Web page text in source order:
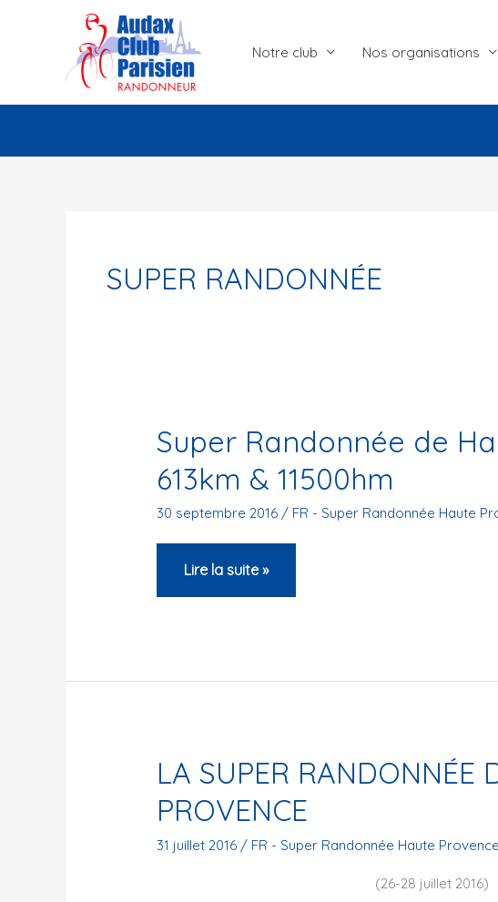
Notre club Nos organisations
SUPER RANDONNÉE
Super Randonnée de
613km & 11500hm
30 septembre 2016 / FR - Super Randonnée Haute
Super
Randonnée
Lire la suite »
LA SUPER RANDONNÉE
PROVENCE
31 juillet 2016 / FR - Super Randonnée Haute Provence
(26-28 juillet 2016) Je